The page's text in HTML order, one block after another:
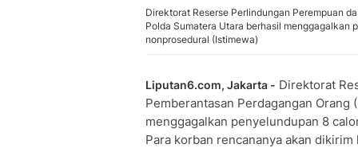
Direktorat Reserse Perlindungan Perempuan
Polda Sumatera Utara berhasil menggagalkan
nonprosedural (Istimewa)
Liputan6.com, Jakarta - Direktorat
Pemberantasan Perdagangan Orang
menggagalkan penyelundupan 8
Para korban rencananya akan